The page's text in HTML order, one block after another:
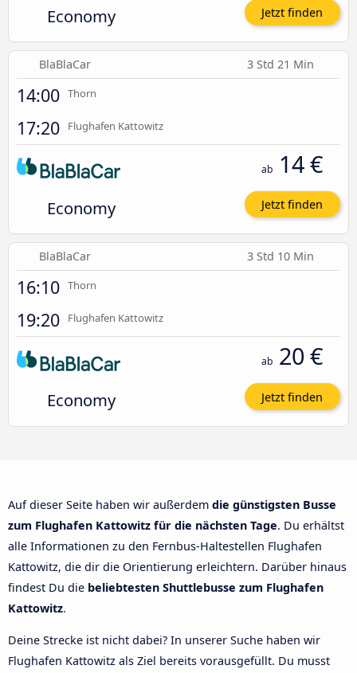
Economy Jetzt finden
BlaBlaCar 3 Std 21 Min
14:00 Thorn
17:20 Flughafen Kattowitz
Economy
ab 14 €
Jetzt finden
BlaBlaCar 3 Std 10 Min
16:10 Thorn
19:20 Flughafen Kattowitz
Economy
ab 20 €
Jetzt finden
Auf dieser Seite haben wir außerdem die günstigsten Busse
zum Flughafen Kattowitz für die nächsten Tage. Du erhältst
alle Informationen zu den Fernbus-Haltestellen Flughafen
Kattowitz, die dir die Orientierung erleichtern. Darüber hinaus
findest Du die beliebtesten Shuttlebusse zum Flughafen
Kattowitz.
Deine Strecke ist nicht dabei? In unserer Suche haben wir
Flughafen Kattowitz als Ziel bereits vorausgefüllt. Du musst